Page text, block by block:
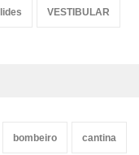
VESTIBULAR
bombeiro cantina